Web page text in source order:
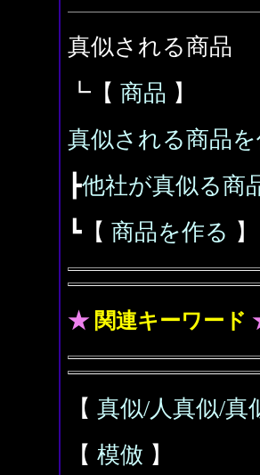
真似される商品
┗【 商品 】
真似される商品を
┣他社が真似る商
┗【 商品を作る 】
★ 関連キーワード
【 真似/人真似/真
【 模倣 】